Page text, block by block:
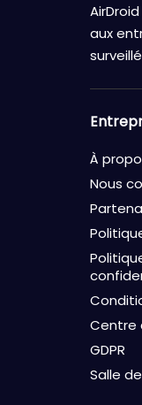
aux
À
Nous
Centre
GDPR
Salle